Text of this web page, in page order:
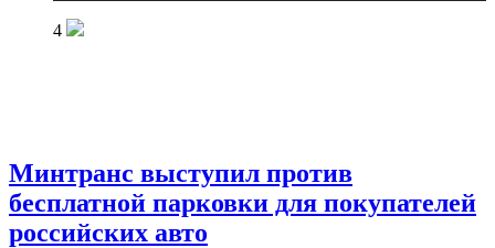
4
Минтранс выступил против
бесплатной парковки для покупателей
российских авто